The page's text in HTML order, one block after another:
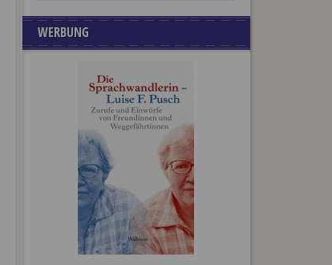
WERBUNG